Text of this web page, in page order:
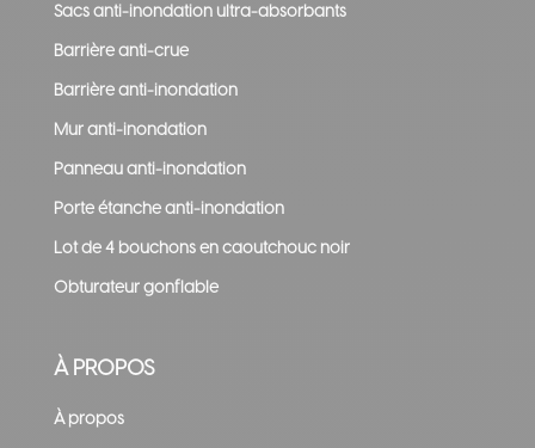
Sacs anti-inondation ultra-absorbants
Barrière anti-crue
Barrière anti-inondation
Mur anti-inondation
Panneau anti-inondation
Porte étanche anti-inondation
Lot de 4 bouchons en caoutchouc noir
Obturateur gonflable
À PROPOS
À propos